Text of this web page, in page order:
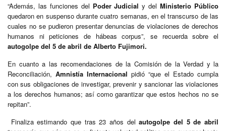
“Además, las funciones del Poder Judicial y delMinisterio Público
quedaron en suspenso durante cuatro semanas, en el transcurso de las
cuales no se pudieron presentar denuncias de violaciones de derechos
humanos ni peticiones de hábeas corpus”, se recuerda sobre el
autogolpe del 5 de abril de Alberto Fujimori.
En cuanto a las recomendaciones de la Comisión de la Verdad y la
Reconciliación, Amnistía Internacional pidió “que el Estado cumpla
con sus obligaciones de investigar, prevenir y sancionar las violaciones
a los derechos humanos; así como garantizar que estos hechos no se
repitan”.
Finaliza estimando que tras 23 años delautogolpe del 5 de abril